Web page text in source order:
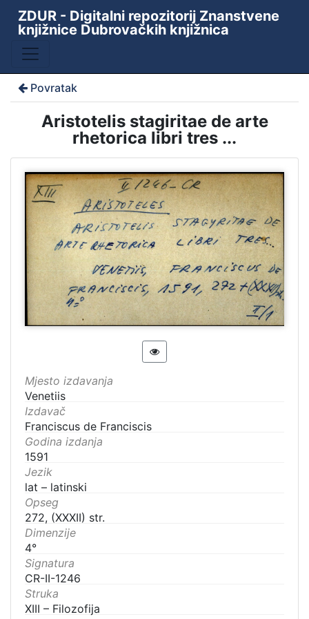
ZDUR - Digitalni repozitorij Znanstvene
knjižnice Dubrovačkih knjižnica
Povratak
Aristotelis stagiritae de arte
rhetorica libri tres ...
Mjesto izdavanja
Venetiis
Izdavač
Franciscus de Franciscis
Godina izdanja
1591
Jezik
lat – latinski
Opseg
272, (XXXII) str.
Dimenzije
4°
Signatura
CR-II-1246
Struka
XIII – Filozofija